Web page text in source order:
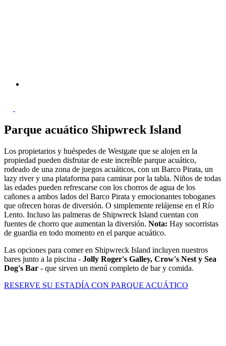
Parque acuático Shipwreck Island
Los propietarios y huéspedes de Westgate que se alojen en la
propiedad pueden disfrutar de este increíble parque acuático,
rodeado de una zona de juegos acuáticos, con un Barco Pirata, un
lazy river y una plataforma para caminar por la tabla. Niños de todas
las edades pueden refrescarse con los chorros de agua de los
cañones a ambos lados del Barco Pirata y emocionantes toboganes
que ofrecen horas de diversión. O simplemente relájense en el Río
Lento. Incluso las palmeras de Shipwreck Island cuentan con
fuentes de chorro que aumentan la diversión. Nota: Hay socorristas
de guardia en todo momento en el parque acuático.
Las opciones para comer en Shipwreck Island incluyen nuestros
bares junto a la piscina - Jolly Roger's Galley, Crow's Nest y Sea
Dog's Bar - que sirven un menú completo de bar y comida.
RESERVE SU ESTADÍA CON PARQUE ACUÁTICO